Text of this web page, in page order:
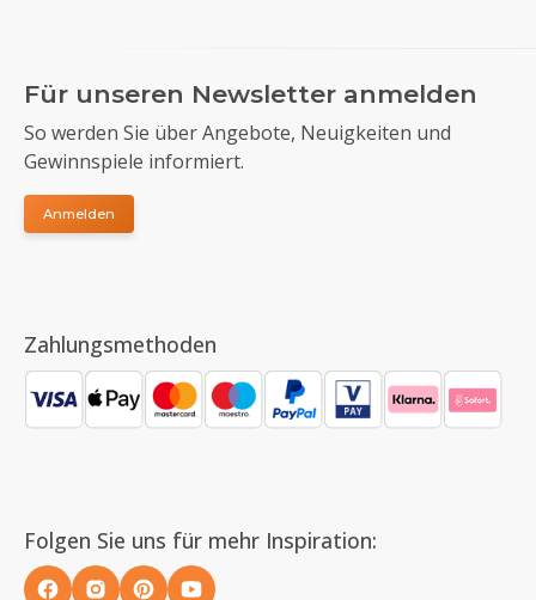
Für unseren Newsletter anmelden
So werden Sie über Angebote, Neuigkeiten und
Gewinnspiele informiert.
Anmelden
Zahlungsmethoden
Folgen Sie uns für mehr Inspiration: